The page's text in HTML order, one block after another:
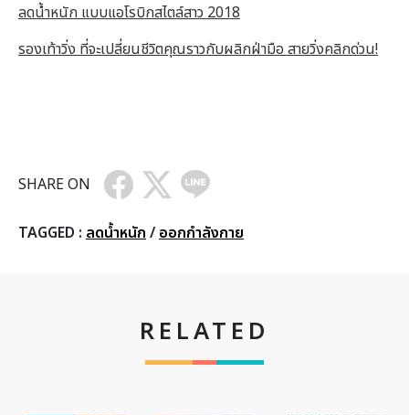
ลดน้ำหนัก แบบแอโรบิกสไตล์สาว 2018
รองเท้าวิ่ง ที่จะเปลี่ยนชีวิตคุณราวกับผลิกฝ่ามือ สายวิ่งคลิกด่วน!
SHARE ON
TAGGED : ลดน้ำหนัก / ออกกำลังกาย
RELATED